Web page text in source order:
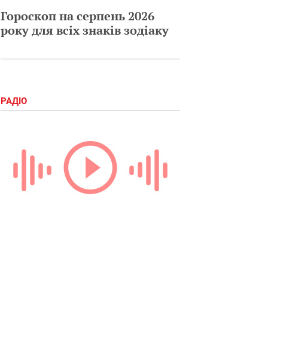
Гороскоп на серпень 2026
року для всіх знаків зодіаку
РАДІО